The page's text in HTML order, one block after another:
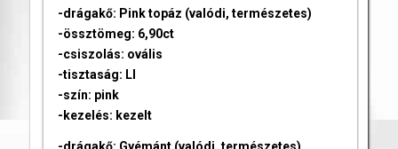
-drágakő: Pink topáz (valódi, természetes)
-össztömeg: 6,90ct
-csiszolás: ovális
-tisztaság: LI
-szín: pink
-kezelés: kezelt